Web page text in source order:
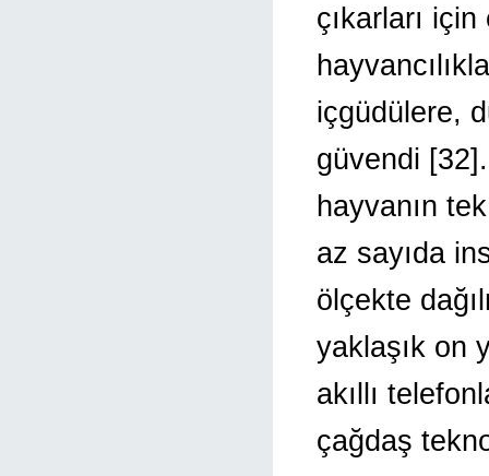
çıkarları
içgüdülere,
güvendi
hayvanın
az sayıda
ölçekte
yaklaşık on
akıllı
çağdaş